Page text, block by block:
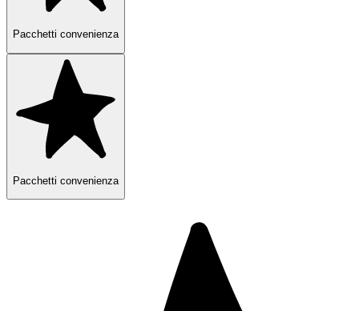
Pacchetti convenienza
Pacchetti convenienza